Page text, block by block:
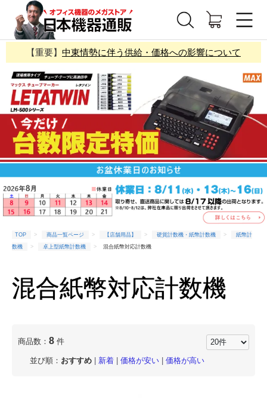
【重要】 中東情勢に伴う供給・価格への影響について
TOP 商品一覧ページ 【店舗用品】 硬貨計数機・紙幣計数機
紙幣計
数機
卓上型紙幣計数機 混合紙幣対応計数機
混合紙幣対応計数機
商品数： 8 件
並び順： おすすめ 新着 価格が安い 価格が高い